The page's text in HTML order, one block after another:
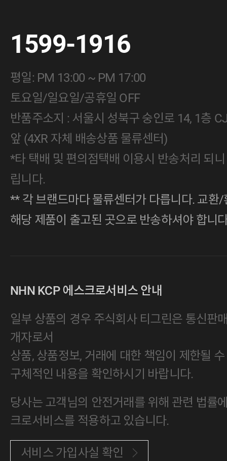
1599-1916
평일: PM 13:00 ~ PM 17:00
토요일/일요일/공휴일 OFF
반품주소지 : 서울시 성북구 숭인로 14, 1층
앞 (4XR 자체 배송상품 물류센터)
*타 택배 및 편의점택배 이용시 반송처리 되
립니다.
** 각 브랜드마다 물류센터가 다릅니다. 교환
해당 제품이 출고된 곳으로 반송하셔야 합니
NHN KCP 에스크로서비스 안내
일부 상품의 경우 주식회사 티그린은 통신판
개자로서
상품, 상품정보, 거래에 대한 책임이 제한될
구체적인 내용을 확인하시기 바랍니다.
당사는 고객님의 안전거래를 위해 관련 법률
크로서비스를 적용하고 있습니다.
서비스 가입사실 확인